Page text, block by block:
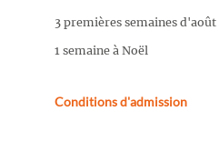
3 premières semaines d'août
1 semaine à Noël
Conditions d'admission